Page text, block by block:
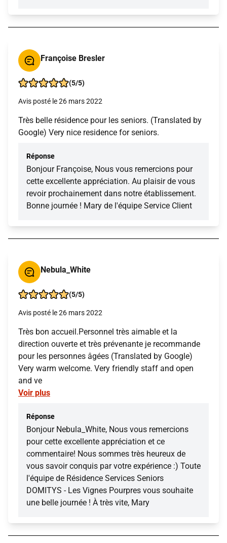
Françoise Bresler
(5/5)
Avis posté le 26 mars 2022
Très belle résidence pour les seniors. (Translated by
Google) Very nice residence for seniors.
Réponse
Bonjour Françoise, Nous vous remercions pour
cette excellente appréciation. Au plaisir de vous
revoir prochainement dans notre établissement.
Bonne journée ! Mary de l'équipe Service Client
Nebula_White
(5/5)
Avis posté le 26 mars 2022
Très bon accueil.Personnel très aimable et la
direction ouverte et très prévenante je recommande
pour les personnes âgées (Translated by Google)
Very warm welcome. Very friendly staff and open
and ve
Voir plus
Réponse
Bonjour Nebula_White, Nous vous remercions
pour cette excellente appréciation et ce
commentaire! Nous sommes très heureux de
vous savoir conquis par votre expérience :) Toute
l'équipe de Résidence Services Seniors
DOMITYS - Les Vignes Pourpres vous souhaite
une belle journée ! À très vite, Mary